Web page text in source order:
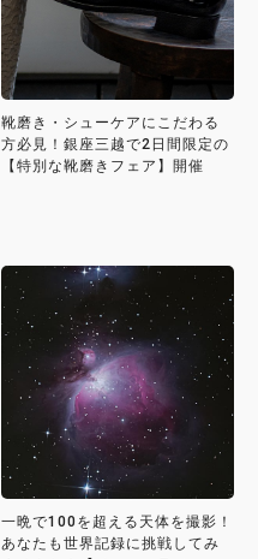
靴磨き・シューケアにこだわる
方必見！銀座三越で2日間限定の
【特別な靴磨きフェア】開催
一晩で100を超える天体を撮影！
あなたも世界記録に挑戦してみ